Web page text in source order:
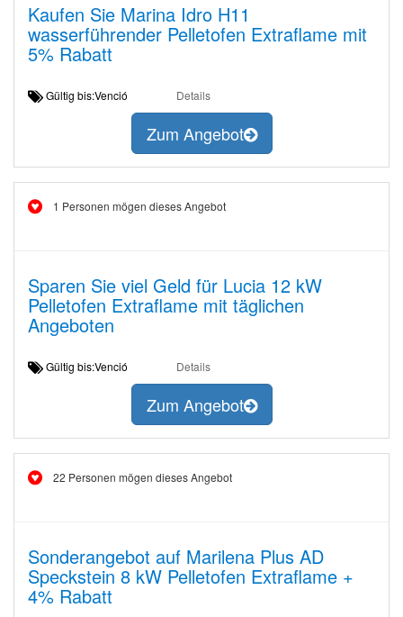
Kaufen Sie Marina Idro H11
wasserführender Pelletofen Extraflame mit
5% Rabatt
Gültig bis:Venció Details
Zum Angebot
1 Personen mögen dieses Angebot
Sparen Sie viel Geld für Lucia 12 kW
Pelletofen Extraflame mit täglichen
Angeboten
Gültig bis:Venció Details
Zum Angebot
22 Personen mögen dieses Angebot
Sonderangebot auf Marilena Plus AD
Speckstein 8 kW Pelletofen Extraflame +
4% Rabatt